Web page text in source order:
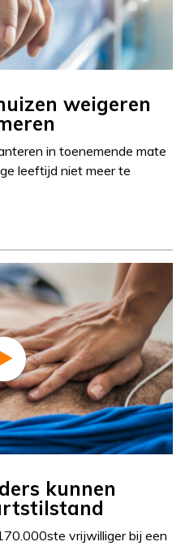
weigeren
in toenemende mate
leeftijd niet meer te
kunnen
vrijwilliger bij een